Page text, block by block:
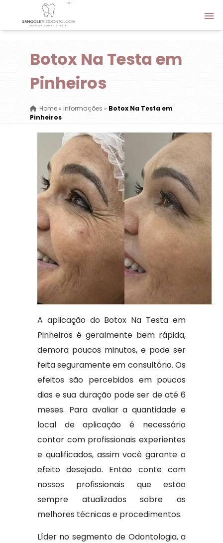
Botox Na Testa em
Pinheiros
Home» Informações » Botox Na Testa em
Pinheiros
A aplicação do Botox Na Testa em
Pinheiros é geralmente bem rápida,
demora poucos minutos, e pode ser
feita seguramente em consultório. Os
efeitos são percebidos em poucos
dias e sua duração pode ser de até 6
meses. Para avaliar a quantidade e
local de aplicação é necessário
contar com profissionais experientes
e qualificados, assim você garante o
efeito desejado. Então conte com
nossos profissionais que estão
sempre atualizados sobre as
melhores técnicas e procedimentos.
Líder no segmento de Odontologia, a